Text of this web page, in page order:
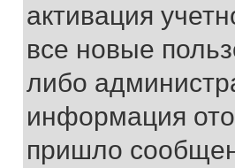
активация
все новые
либо
информация
пришло